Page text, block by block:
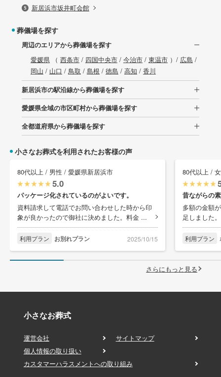
新居浜市坂井町会館
葬儀場を探す
周辺のエリアから葬儀場を探す
愛媛県 （ 西条市/ 四国中央市/ 今治市/ 東温市）/ 広島 /
岡山 / 山口 / 鳥取 / 島根 / 徳島 / 高知 / 香川
新居浜市の駅沿線から葬儀場を探す
愛媛県全域の市区町村から葬儀場を探す
全都道府県から葬儀場を探す
小さなお葬式を利用されたお客様の声
80代以上 / 男性 / 愛媛県新居浜市
5.0
パッケージ化されているのがよいです。
資料請求して電話でお問い合わせした時から印
象が良かったので御社に決めました。料金 ...
利用プラン お別れプラン 2025/10/15
80代以上 /
昔ながらの
多額の金額
足しました
利用プラン
さらにもっと見る
小さなお葬式
運営会社
サイトマップ
個人情報の取り扱い
カスタマーハラスメントへの取り組み